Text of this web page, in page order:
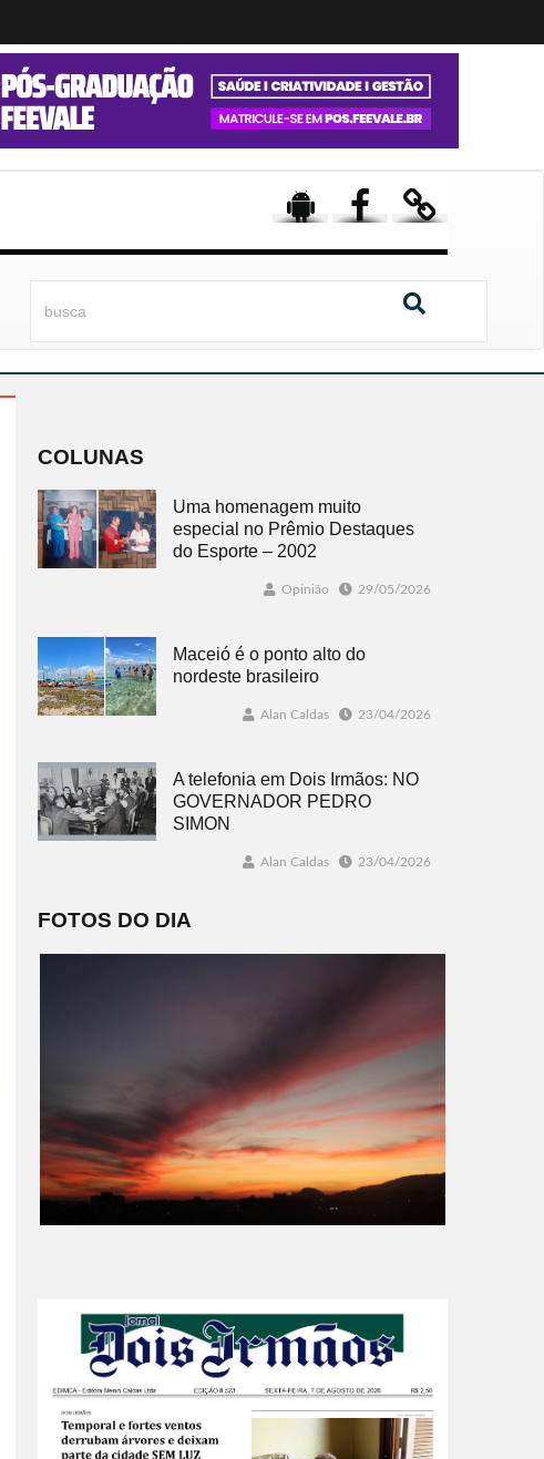
COLUNAS
Uma homenagem muito
especial no Prêmio Destaques
do Esporte – 2002
Opinião 29/05/2026
Maceió é o ponto alto do
nordeste brasileiro
Alan Caldas 23/04/2026
A telefonia em Dois Irmãos: NO
GOVERNADOR PEDRO
SIMON
Alan Caldas 23/04/2026
FOTOS DO DIA